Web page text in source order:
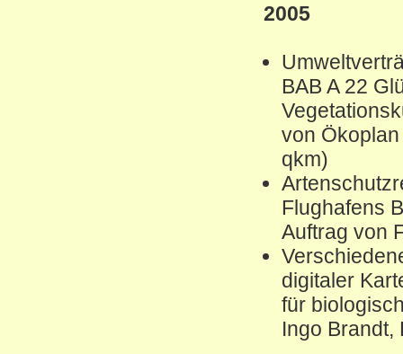
2005
BAB A 22
von
qkm)
Flughafens
Auftrag von
digitaler
für
Ingo Brandt,